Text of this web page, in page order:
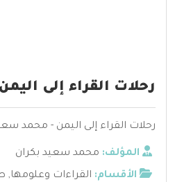
رحلات القراء إلى اليمن
رحلات القراء إلى اليمن - محمد
المؤلف: محمد سعيد بكران
الأقسام: القراءات وعلومها,